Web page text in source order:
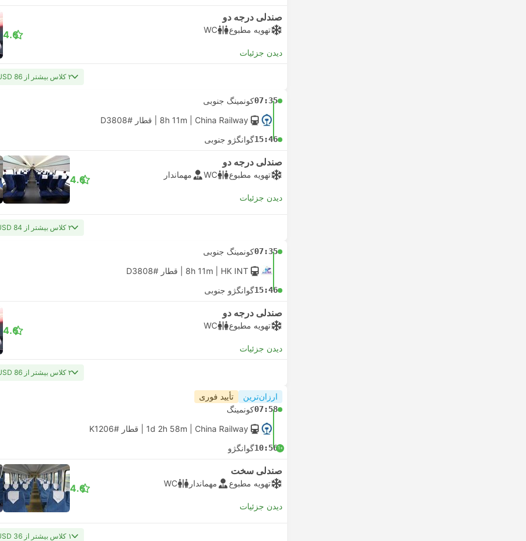
صندلی درجه دو
تهویه مطبوع WC
دیدن جزئیات
4.6
۲ کلاس بیشتر از USD 86
07:35کونمینگ جنوبی
8h 11m | China Railway قطار #D3808
15:46گوانگژو جنوبی
صندلی درجه دو
تهویه مطبوع WC مهماندار
دیدن جزئیات
4.6
۲ کلاس بیشتر از USD 84
07:35کونمینگ جنوبی
8h 11m | HK INT قطار #D3808
15:46گوانگژو جنوبی
صندلی درجه دو
تهویه مطبوع WC
دیدن جزئیات
4.6
۲ کلاس بیشتر از USD 86
ارزان‌ترین تأیید فوری
07:58کونمینگ
1d 2h 58m | China Railway قطار #K1206
+1
10:56گوانگژو
صندلی سخت
تهویه مطبوع مهماندار WC
دیدن جزئیات
4.6
۱ کلاس بیشتر از USD 36